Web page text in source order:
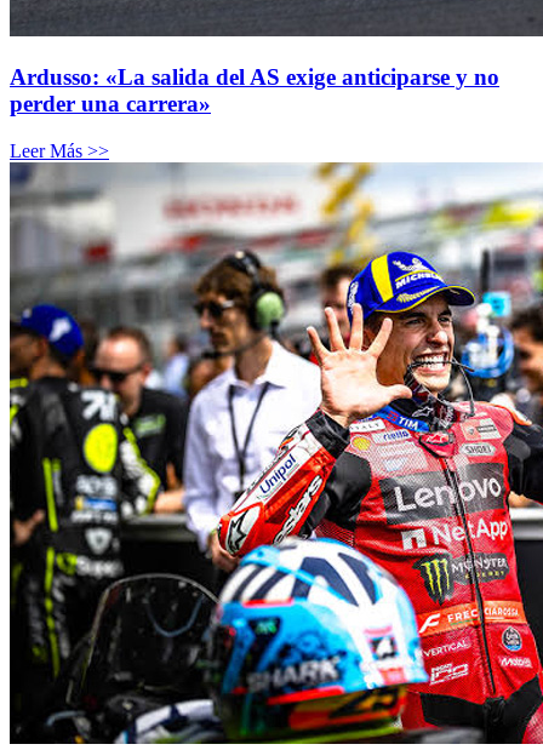
Ardusso: «La salida del AS exige anticiparse y no
perder una carrera»
Leer Más >>